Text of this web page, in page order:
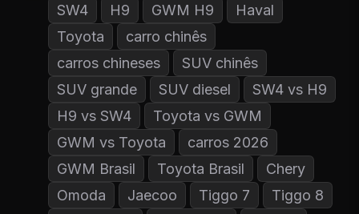
SW4
H9 GWM H9
Haval
Toyota
carro chinês
carros chineses
SUV chinês
SUV grande
SUV diesel
SW4 vs H9
H9 vs SW4
Toyota vs GWM
GWM vs Toyota
carros 2026
GWM Brasil
Toyota Brasil
Chery
Omoda
Jaecoo Tiggo 7
Tiggo 8